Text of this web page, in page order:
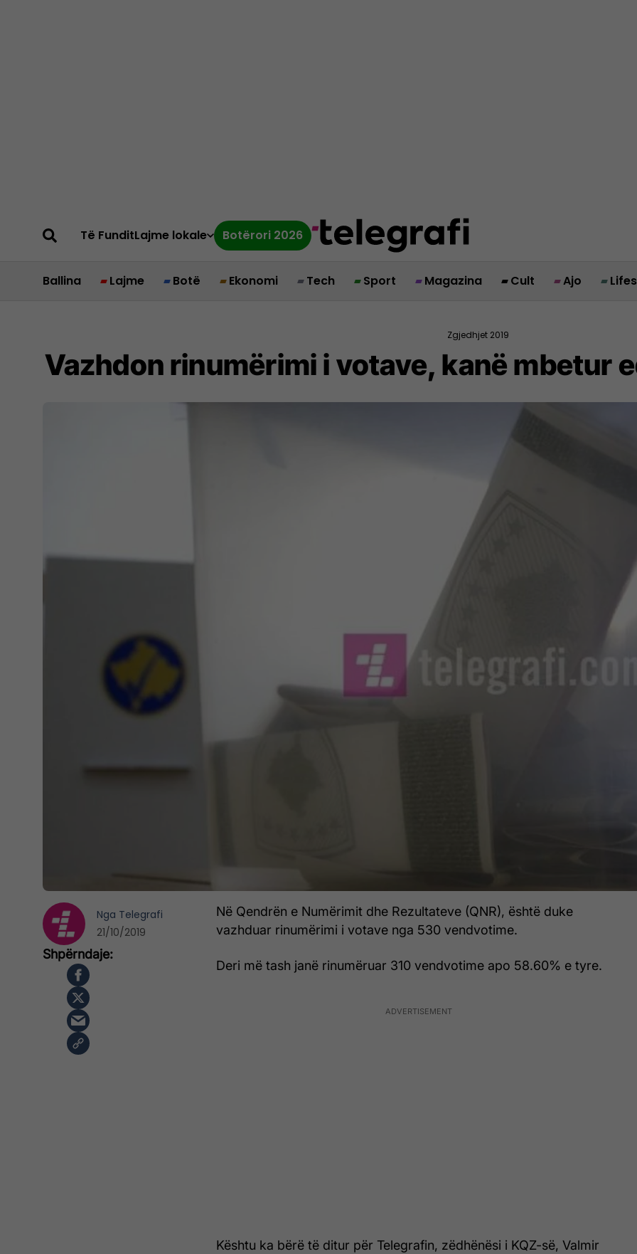
Të FunditLajme lokale Botërori 2026
Ballina Lajme Botë Ekonomi Tech Sport Magazina Cult Ajo
Zgjedhjet 2019
Vazhdon rinumërimi i votave, kanë mbetur
Në Qendrën e Numërimit dhe Rezultateve (QNR), është duke
vazhduar rinumërimi i votave nga 530 vendvotime.
Deri më tash janë rinumëruar 310 vendvotime apo 58.60% e tyre.
Kështu ka bërë të ditur për Telegrafin, zëdhënësi i KQZ-së, Valmir
Nga Telegrafi
21/10/2019